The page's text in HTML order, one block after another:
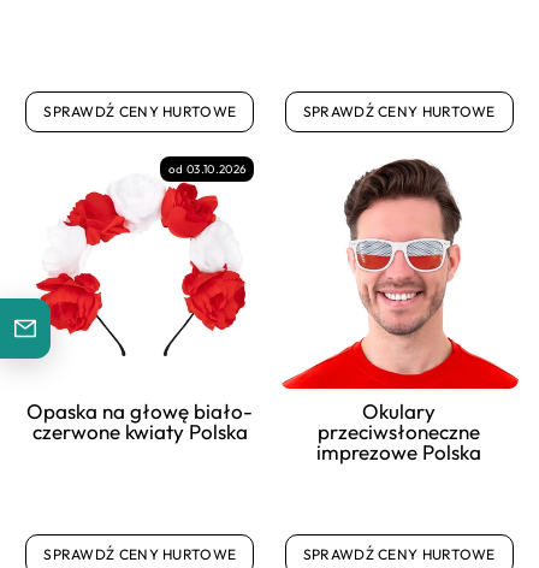
SPRAWDŹ CENY HURTOWE SPRAWDŹ CENY HURTOWE
od 03.10.2026
Opaska na głowę biało-
czerwone kwiaty Polska
SPRAWDŹ CENY HURTOWE
Okulary
przeciwsłoneczne
imprezowe Polska
SPRAWDŹ CENY HURTOWE